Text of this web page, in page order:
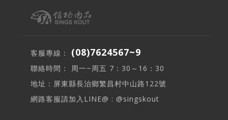
客服專線： (08)7624567~9
聯絡時間： 周一~周五 7：30～16：30
地址：屏東縣長治鄉繁昌村中山路122號
網路客服請加入LINE@ : @singskout